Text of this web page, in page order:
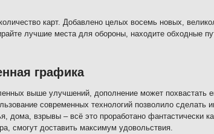
карт. Добавлено целых восемь новых,
лучшие места для обороны, находите обходные
графика
выше улучшений, дополнение может похвастать
современных технологий позволило сделать
дома, взрывы – всё это проработано фантастически
смогут доставить максимум удовольствия.